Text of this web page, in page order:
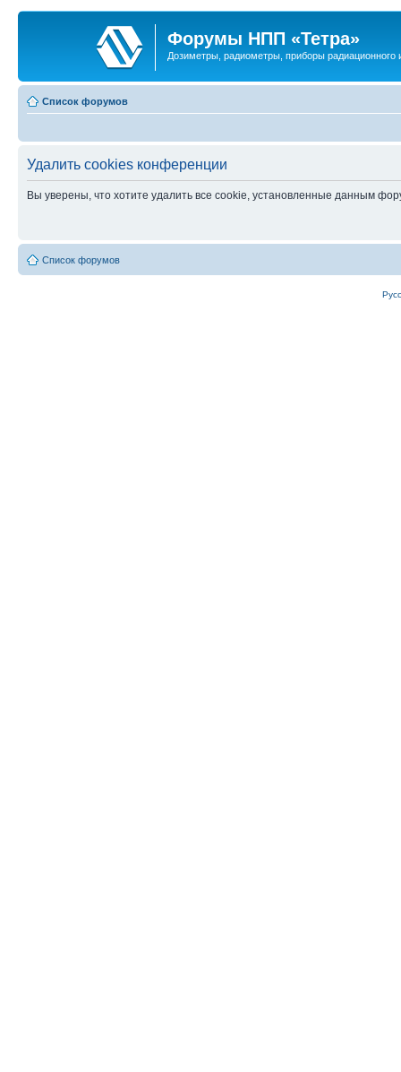
Форумы НПП «Тетра»
Дозиметры, радиометры, приборы радиационного
Список форумов
Удалить cookies конференции
Вы уверены, что хотите удалить все cookie, установленные данным
Список форумов